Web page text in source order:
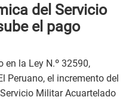
del Servicio
el pago
en la Ley N.º 32590,
Peruano, el incremento del
Militar Acuartelado